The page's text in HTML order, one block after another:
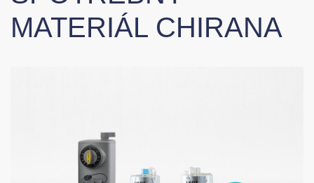
MATERIÁL CHIRANA